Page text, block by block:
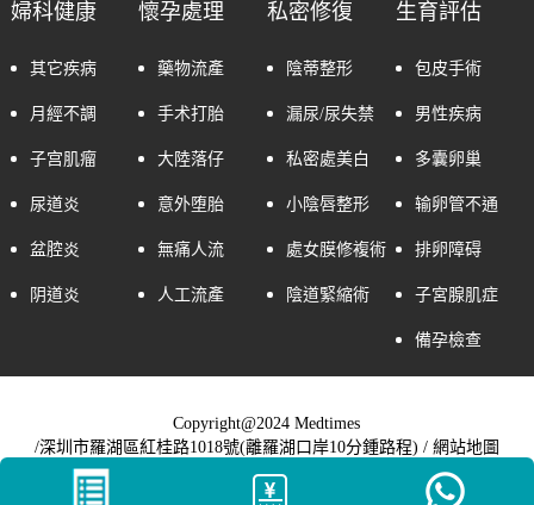
婦科健康
其它疾病
月經不調
子宫肌瘤
尿道炎
盆腔炎
阴道炎
懷孕處理
藥物流產
手术打胎
大陸落仔
意外堕胎
無痛人流
人工流產
私密修復
陰蒂整形
漏尿/尿失禁
私密處美白
小陰唇整形
處女膜修複術
陰道緊縮術
生育評估
包皮手術
男性疾病
多囊卵巢
输卵管不通
排卵障碍
子宮腺肌症
備孕檢查
Copyright@2024 Medtimes
/深圳市羅湖區紅桂路1018號(離羅湖口岸10分鍾路程) / 網站地圖